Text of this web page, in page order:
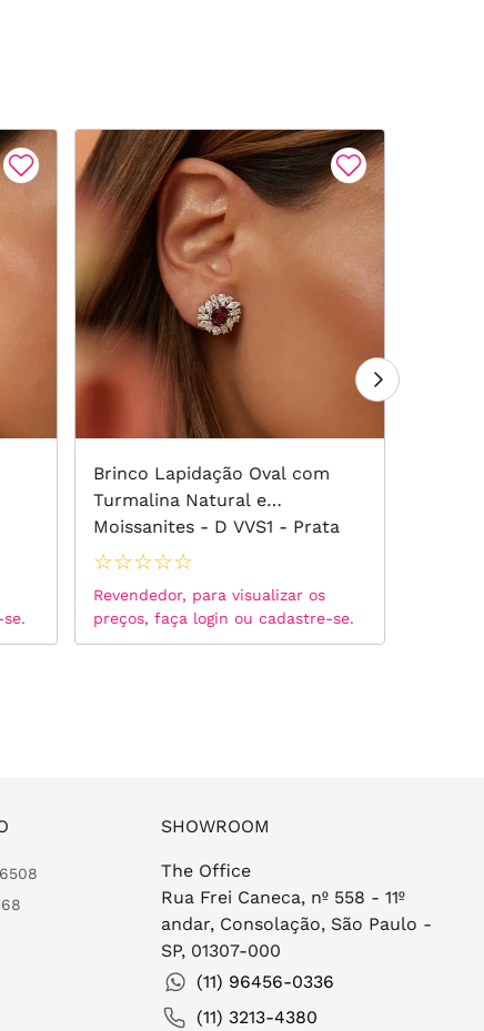
Brinco Lapidação Oval com
Turmalina Natural e
Moissanites - D VVS1 - Prata
925
☆☆☆☆☆
Revendedor, para visualizar os
preços, faça login ou cadastre-se.
SHOWROOM
The Office
Rua Frei Caneca, nº 558 - 11º
andar, Consolação, São Paulo -
SP, 01307-000
(11) 96456-0336
(11) 3213-4380